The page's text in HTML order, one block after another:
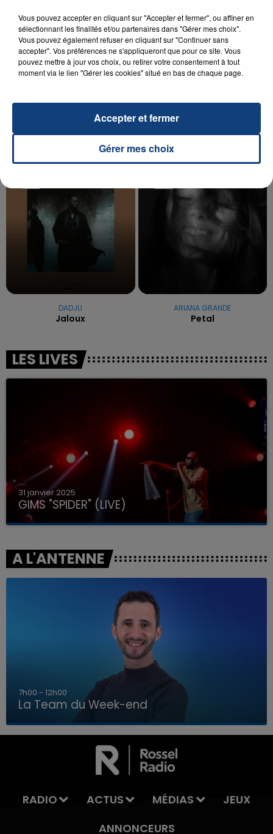
LA TEAM DU WEEK-END
20 juillet 2026
UNE ADOLESCENTE DEVANT SE FAIRE
La famille a porté plainte contre la clinique qui a
reconnu sa responsabilité et présenté ses
excuses.
TITRES DIFFUSÉS
DADJU
Jaloux
ARIANA GRANDE
Petal
LES LIVES
31 janvier 2025
GIMS "SPIDER" (LIVE)
A L'ANTENNE
16h00 - 20h00
La Team du Week-end
RADIO ACTUS MÉDIAS
JEUX
ANNONCEURS
Vous pouvez accepter en cliquant sur "Accepter et fermer", ou affiner en
sélectionnant les finalités et/ou partenaires dans "Gérer mes choix".
Vous pouvez également refuser en cliquant sur "Continuer sans
accepter". Vos préférences ne s'appliqueront que pour ce site. Vous
pouvez mettre à jour vos choix, ou retirer votre consentement à tout
moment via le lien "Gérer les cookies" situé en bas de chaque page.
Gérer mes choix
Accepter et fermer